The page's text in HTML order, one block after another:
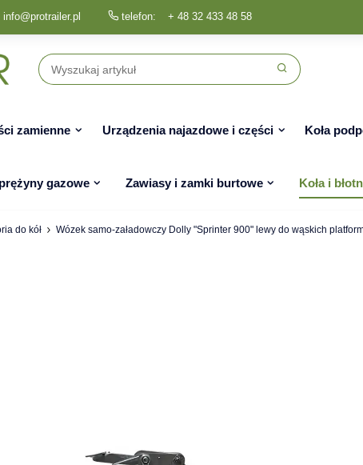
info@protrailer.pl telefon: + 48 32 433 48 58
zamienne Urządzenia najazdowe i części Koła
gazowe Zawiasy i zamki burtowe Koła i
do kół Wózek samo-załadowczy Dolly "Sprinter 900" lewy do wąskich